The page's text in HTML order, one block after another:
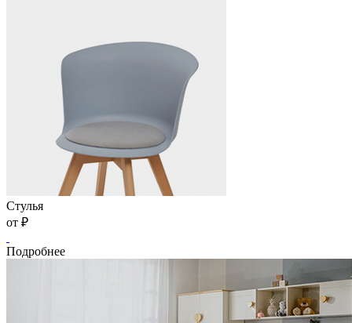
Стулья
от ₽
Подробнее